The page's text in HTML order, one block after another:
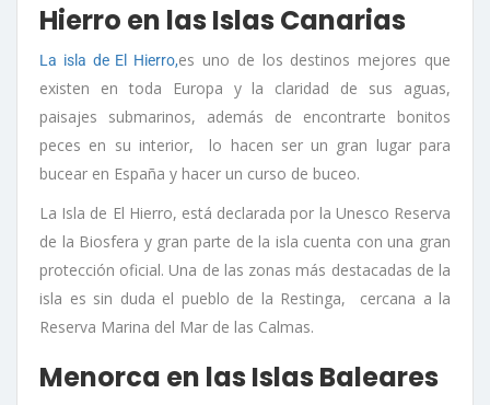
Hierro en las Islas Canarias
La isla de El Hierro,es uno de los destinos mejores que
existen en toda Europa y la claridad de sus aguas,
paisajes submarinos, además de encontrarte bonitos
peces en su interior, lo hacen ser un gran lugar para
bucear en España y hacer un curso de buceo.
La Isla de El Hierro, está declarada por la Unesco Reserva
de la Biosfera y gran parte de la isla cuenta con una gran
protección oficial. Una de las zonas más destacadas de la
isla es sin duda el pueblo de la Restinga, cercana a la
Reserva Marina del Mar de las Calmas.
Menorca en las Islas Baleares